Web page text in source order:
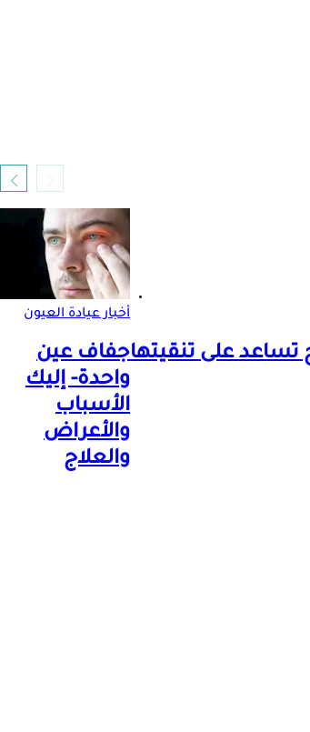
أخبار عيادة العيون
جفاف عين
واحدة- إليك
الأسباب
والأعراض
والعلاج